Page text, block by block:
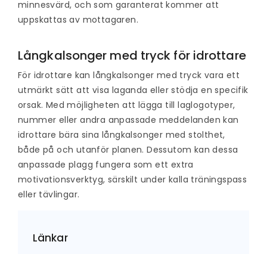
Länkar
minnesvärd, och som garanterat kommer att
uppskattas av mottagaren.
Långkalsonger med tryck för idrottare
För idrottare kan långkalsonger med tryck vara ett
utmärkt sätt att visa laganda eller stödja en specifik
orsak. Med möjligheten att lägga till laglogotyper,
nummer eller andra anpassade meddelanden kan
idrottare bära sina långkalsonger med stolthet,
både på och utanför planen. Dessutom kan dessa
anpassade plagg fungera som ett extra
motivationsverktyg, särskilt under kalla träningspass
eller tävlingar.